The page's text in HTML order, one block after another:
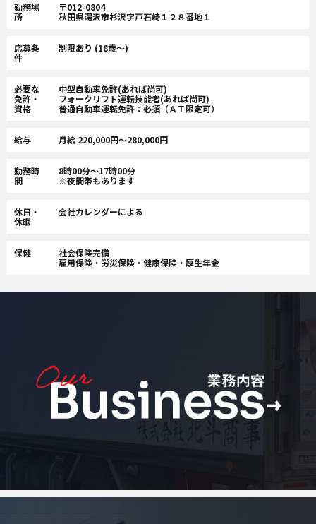
勤務場
所
〒012-0804
秋田県湯沢市杉沢字戸石崎１２８番地１
応募条
件
制限あり (18歳〜)
必要な
免許・
資格
中型自動車免許(あれば尚可)
フォークリフト運転技能者(あれば尚可)
普通自動車運転免許：必須（ＡＴ限定可）
給与 月給 220,000円〜280,000円
勤務時
間
8時00分〜17時00分
※夜間帯もあります
休日・
休暇
会社カレンダーによる
保健
社会保険完備
雇用保険・労災保険・健康保険・厚生年金